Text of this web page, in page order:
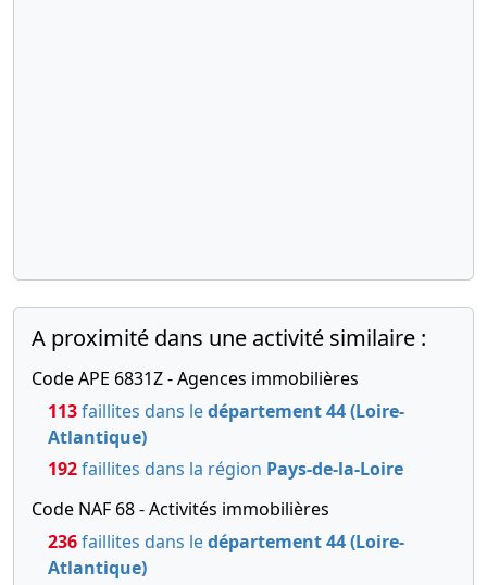
A proximité dans une activité similaire :
Code APE 6831Z - Agences immobilières
113faillites dans ledépartement 44 (Loire-
Atlantique)
192faillites dans la région Pays-de-la-Loire
Code NAF 68 - Activités immobilières
236faillites dans ledépartement 44 (Loire-
Atlantique)